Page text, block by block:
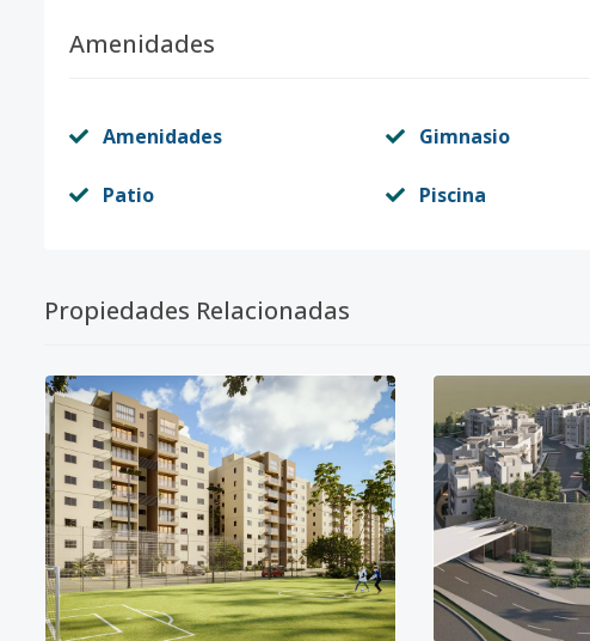
Amenidades
Amenidades Gimnasio
Patio Piscina
Propiedades Relacionadas